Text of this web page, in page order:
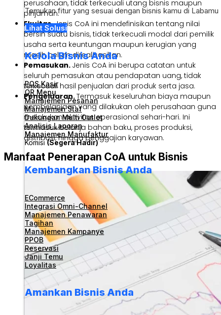
Temukan fitur yang sesuai dengan bisnis kamu di Labamu
Lihat Solusi
Kelola Bisnis Anda
POS Kasir
QR Menu
Manajemen Pesanan
Manajemen Staf
Dukungan Multi Outlet
Analisis Laporan
Manajemen Manufaktur
Komisi(Segera Hadir)
Kembangkan Bisnis Anda
ECommerce
Integrasi Omni-Channel
Manajemen Penawaran
Tagihan
Manajemen Kampanye
PPOB
Reservasi
Janji Temu
Loyalitas
Amankan Bisnis Anda
perusahaan, tidak terkecuali utang bisnis maupun
pinjaman.
Ekuitas.Jenis CoA ini mendefinisikan tentang nilai
bersih suatu bisnis, tidak terkecuali modal dari pemilik
usaha serta keuntungan maupun kerugian yang
masih belum direalisasikan.
Pemasukan. Jenis CoA ini berupa catatan untuk
seluruh pemasukan atau pendapatan uang, tidak
terkecuali hasil penjualan dari produk serta jasa.
Pengeluaran.Termasuk keseluruhan biaya maupun
pembelanjaan yang dilakukan oleh perusahaan guna
melakukan aktivitas operasional sehari-hari. Ini
termasuk belanja bahan baku, proses produksi,
distribusi, hingga penggajian karyawan.
Manfaat Penerapan CoA untuk Bisnis